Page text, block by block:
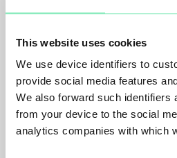
This website uses cookies
We use device identifiers to
provide social media features
We also forward such identifiers
from your device to the social
analytics companies with which
Psst!Hold øye med innboksen din
med aktiveringsinstruksjoner
Jeg har lest og godkjent Yabies